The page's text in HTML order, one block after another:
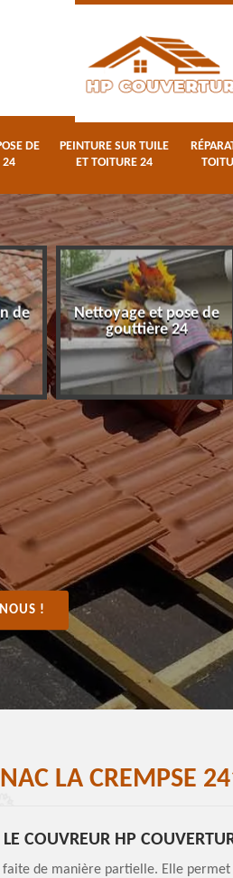
DE
24
PEINTURE SUR TUILE
ET TOITURE 24
de
Nettoyage et pose de
gouttière 24
!
LA CREMPSE
COUVREUR HP
de manière partielle. Elle permet